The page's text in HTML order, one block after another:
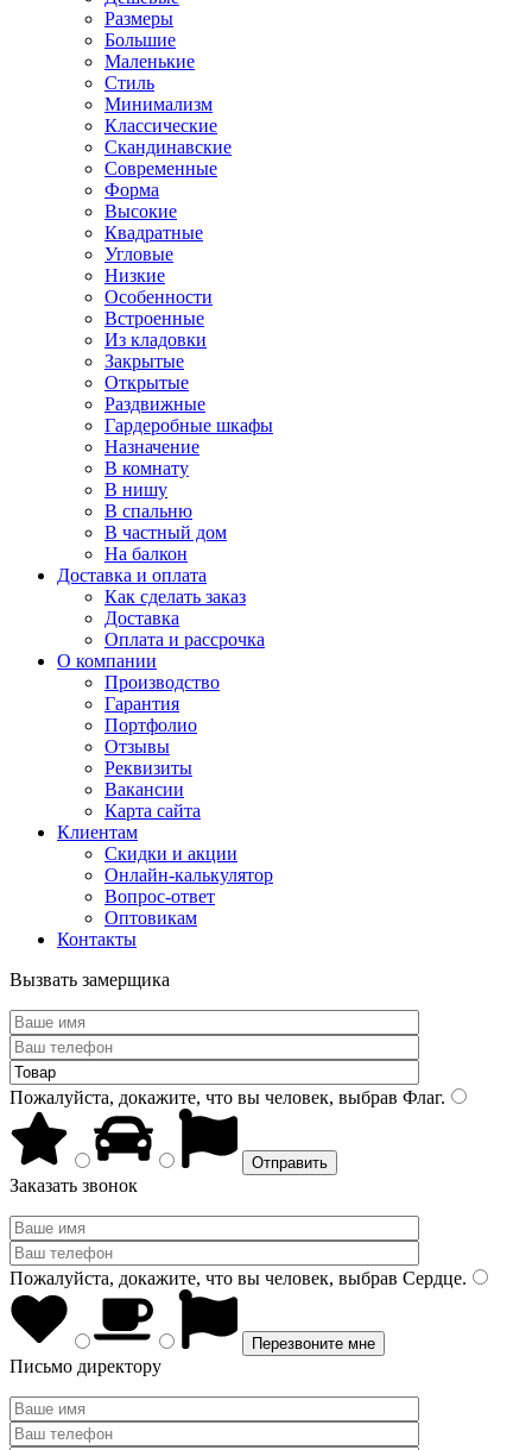
Размеры
Большие
Маленькие
Стиль
Минимализм
Классические
Скандинавские
Современные
Форма
Высокие
Квадратные
Угловые
Низкие
Особенности
Встроенные
Из кладовки
Закрытые
Открытые
Раздвижные
Гардеробные шкафы
Назначение
В комнату
В нишу
В спальню
В частный дом
На балкон
Доставка и оплата
Как сделать заказ
Доставка
Оплата и рассрочка
О компании
Производство
Гарантия
Портфолио
Отзывы
Реквизиты
Вакансии
Карта сайта
Клиентам
Скидки и акции
Онлайн-калькулятор
Вопрос-ответ
Оптовикам
Контакты
Вызвать замерщика
Пожалуйста, докажите, что вы человек, выбрав Флаг.
Заказать звонок
Пожалуйста, докажите, что вы человек, выбрав Сердце.
Письмо директору